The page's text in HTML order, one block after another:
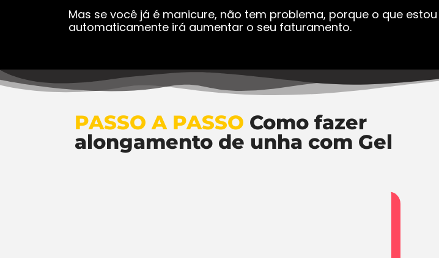
Mas se você já é manicure, não tem problema, porque o que
automaticamente irá aumentar o seu faturamento.
PASSO A PASSO Como fazer
alongamento de unha com Gel